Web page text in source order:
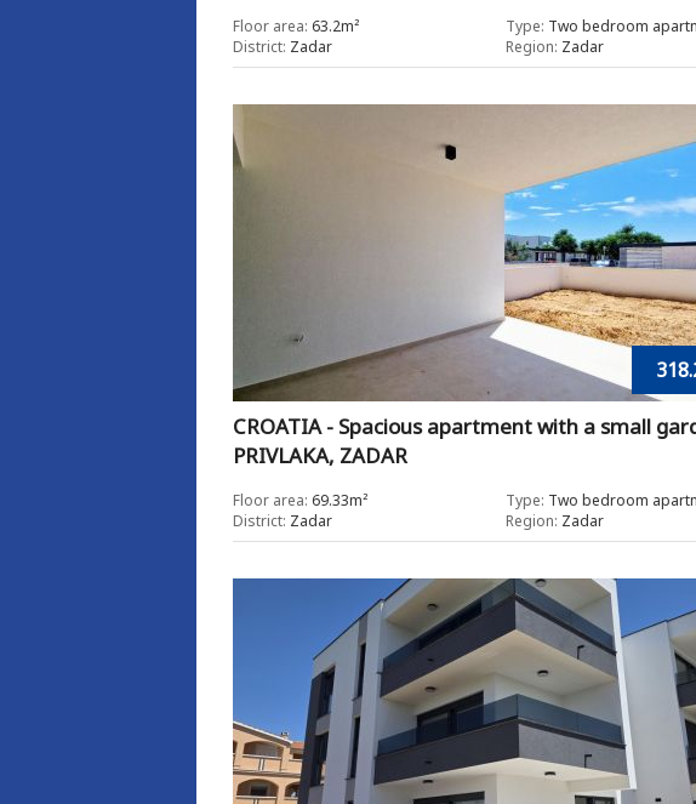
Floor area: 63.2m² Type: Two bedroom
District: Zadar Region: Zadar
CROATIA - Spacious apartment with a small
PRIVLAKA, ZADAR
Floor area: 69.33m² Type: Two bedroom
District: Zadar Region: Zadar